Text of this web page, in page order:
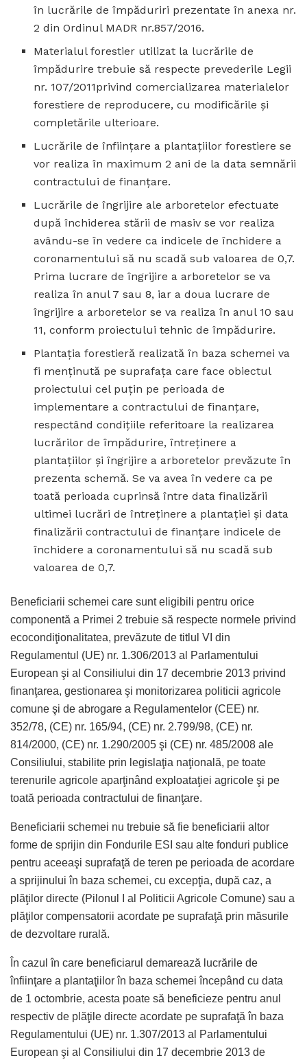
în lucrările de împăduriri prezentate în anexa nr.
2 din Ordinul MADR nr.857/2016.
Materialul forestier utilizat la lucrările de
împădurire trebuie să respecte prevederile Legii
nr. 107/2011privind comercializarea materialelor
forestiere de reproducere, cu modificările şi
completările ulterioare.
Lucrările de înfiinţare a plantaţiilor forestiere se
vor realiza în maximum 2 ani de la data semnării
contractului de finanţare.
Lucrările de îngrijire ale arboretelor efectuate
după închiderea stării de masiv se vor realiza
avându-se în vedere ca indicele de închidere a
coronamentului să nu scadă sub valoarea de 0,7.
Prima lucrare de îngrijire a arboretelor se va
realiza în anul 7 sau 8, iar a doua lucrare de
îngrijire a arboretelor se va realiza în anul 10 sau
11, conform proiectului tehnic de împădurire.
Plantaţia forestieră realizată în baza schemei va
fi menţinută pe suprafaţa care face obiectul
proiectului cel puţin pe perioada de
implementare a contractului de finanţare,
respectând condiţiile referitoare la realizarea
lucrărilor de împădurire, întreţinere a
plantaţiilor şi îngrijire a arboretelor prevăzute în
prezenta schemă. Se va avea în vedere ca pe
toată perioada cuprinsă între data finalizării
ultimei lucrări de întreţinere a plantaţiei şi data
finalizării contractului de finanţare indicele de
închidere a coronamentului să nu scadă sub
valoarea de 0,7.
Beneficiarii schemei care sunt eligibili pentru orice
componentă a Primei 2 trebuie să respecte normele privind
ecocondiţionalitatea, prevăzute de titlul VI din
Regulamentul (UE) nr. 1.306/2013 al Parlamentului
European şi al Consiliului din 17 decembrie 2013 privind
finanţarea, gestionarea şi monitorizarea politicii agricole
comune şi de abrogare a Regulamentelor (CEE) nr.
352/78, (CE) nr. 165/94, (CE) nr. 2.799/98, (CE) nr.
814/2000, (CE) nr. 1.290/2005 şi (CE) nr. 485/2008 ale
Consiliului, stabilite prin legislaţia naţională, pe toate
terenurile agricole aparţinând exploataţiei agricole şi pe
toată perioada contractului de finanţare.
Beneficiarii schemei nu trebuie să fie beneficiarii altor
forme de sprijin din Fondurile ESI sau alte fonduri publice
pentru aceeaşi suprafaţă de teren pe perioada de acordare
a sprijinului în baza schemei, cu excepţia, după caz, a
plăţilor directe (Pilonul I al Politicii Agricole Comune) sau a
plăţilor compensatorii acordate pe suprafaţă prin măsurile
de dezvoltare rurală.
În cazul în care beneficiarul demarează lucrările de
înfiinţare a plantaţiilor în baza schemei începând cu data
de 1 octombrie, acesta poate să beneficieze pentru anul
respectiv de plăţile directe acordate pe suprafaţă în baza
Regulamentului (UE) nr. 1.307/2013 al Parlamentului
European şi al Consiliului din 17 decembrie 2013 de